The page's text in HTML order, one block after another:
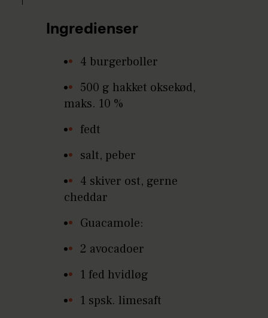
Ingredienser
4 burgerboller
500 g hakket oksekød,
maks. 10 %
fedt
salt, peber
4 skiver ost, gerne
cheddar
Guacamole:
2 avocadoer
1 fed hvidløg
1 spsk. limesaft